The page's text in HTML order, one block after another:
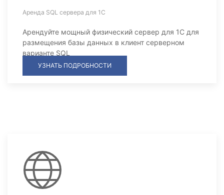
Аренда SQL сервера для 1С
Арендуйте мощный физический сервер для 1С для
размещения базы данных в клиент серверном
варианте SQL
УЗНАТЬ ПОДРОБНОСТИ